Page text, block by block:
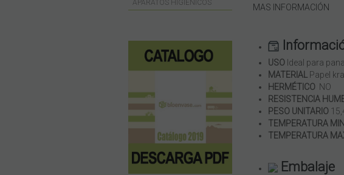
APARATOS HIGIENICOS
MAS INFORMACIÓN
USO Ideal para
MATERIAL Papel
HERMÉTICO NO
RESISTENCIA
PESO UNITARIO
TEMPERATURA
TEMPERATURA
Embalaje